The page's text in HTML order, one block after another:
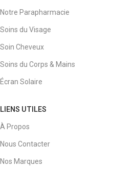
Notre Parapharmacie
Soins du Visage
Soin Cheveux
Soins du Corps & Mains
Écran Solaire
LIENS UTILES
À Propos
Nous Contacter
Nos Marques